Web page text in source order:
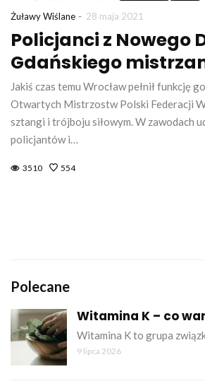
Żuławy Wiślane - 28 maja 2021
Policjanci z Nowego
Gdańskiego
Jakiś czas temu Wrocław pełnił funkcję
Otwartych Mistrzostw Polski Federacji
sztangi i trójboju siłowym. W zawodach
policjantów i…
3510 554
Polecane
Witamina K – co
Witamina K to grupa
9 lipca 2026